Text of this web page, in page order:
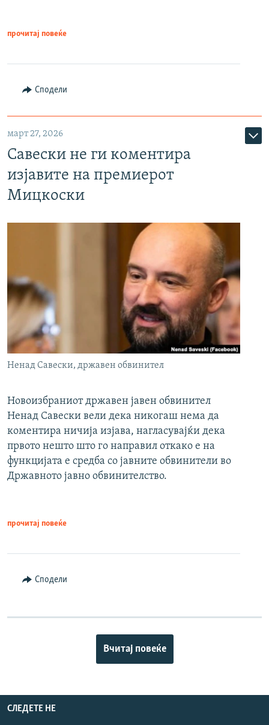
прочитај повеќе
Сподели
март 27, 2026
Савески не ги коментира
изјавите на премиерот
Мицкоски
Ненад Савески, државен обвинител
Новоизбраниот државен јавен обвинител
Ненад Савески вели дека никогаш нема да
коментира ничија изјава, нагласувајќи дека
првото нешто што го направил откако е на
функцијата е средба со јавните обвинители во
Државното јавно обвинителство.
прочитај повеќе
Сподели
Вчитај повеќе
СЛЕДЕТЕ НЕ